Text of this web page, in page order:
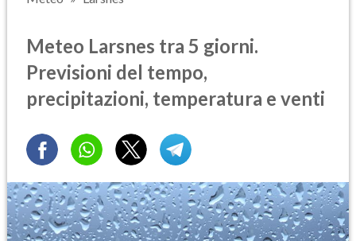
Meteo Larsnes tra 5 giorni.
Previsioni del tempo,
precipitazioni, temperatura e venti